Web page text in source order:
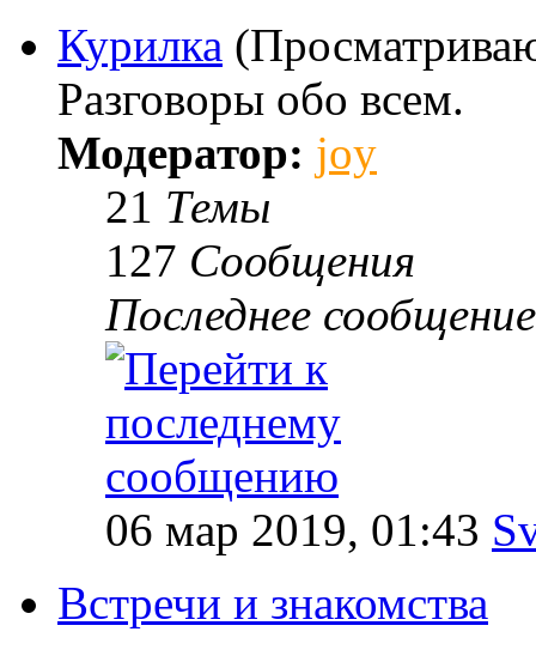
Курилка
Разговоры обо всем.
Модератор: joy
21 Темы
127 Сообщения
Последнее сообщение
06 мар 2019, 01:43
Встречи и знакомства